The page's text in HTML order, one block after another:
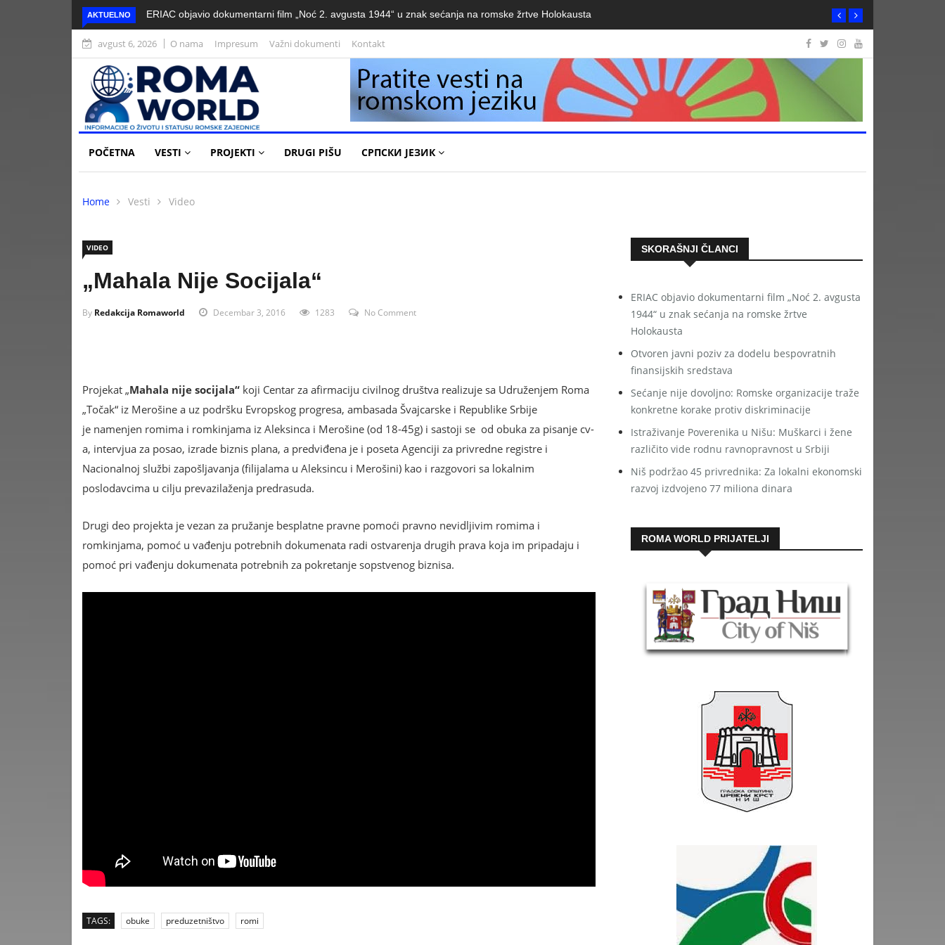
AKTUELNO ERIAC objavio dokumentarni film „Noć 2. avgusta 1944“ u znak sećanja na romske žrtve Holokausta
avgust 6, 2026 O nama Impresum Važni dokumenti Kontakt
POČETNA VESTI PROJEKTI DRUGI PIŠU СРПСКИ ЈЕЗИК
Home Vesti Video
VIDEO
„Mahala Nije Socijala“
By Redakcija Romaworld Decembar 3, 2016 1283 No Comment
Projekat „Mahala nije socijala“ koji Centar za afirmaciju civilnog društva realizuje sa Udruženjem Roma
„Točak“ iz Merošine a uz podršku Evropskog progresa, ambasada Švajcarske i Republike Srbije
je namenjen romima i romkinjama iz Aleksinca i Merošine (od 18-45g) i sastoji se od obuka za pisanje cv-
a, intervjua za posao, izrade biznis plana, a predviđena je i poseta Agenciji za privredne registre i
Nacionalnoj službi zapošljavanja (filijalama u Aleksincu i Merošini) kao i razgovori sa lokalnim
poslodavcima u cilju prevazilaženja predrasuda.
Drugi deo projekta je vezan za pružanje besplatne pravne pomoći pravno nevidljivim romima i
romkinjama, pomoć u vađenju potrebnih dokumenata radi ostvarenja drugih prava koja im pripadaju i
pomoć pri vađenju dokumenata potrebnih za pokretanje sopstvenog biznisa.
TAGS: obuke preduzetništvo romi
SKORAŠNJI ČLANCI
ERIAC objavio dokumentarni film „Noć 2. avgusta
1944“ u znak sećanja na romske žrtve
Holokausta
Otvoren javni poziv za dodelu bespovratnih
finansijskih sredstava
Sećanje nije dovoljno: Romske organizacije traže
konkretne korake protiv diskriminacije
Istraživanje Poverenika u Nišu: Muškarci i žene
različito vide rodnu ravnopravnost u Srbiji
Niš podržao 45 privrednika: Za lokalni ekonomski
razvoj izdvojeno 77 miliona dinara
ROMA WORLD PRIJATELJI